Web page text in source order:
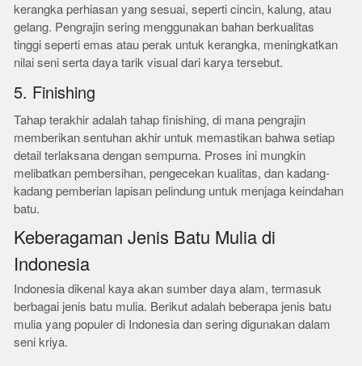
kerangka perhiasan yang sesuai, seperti cincin, kalung, atau
gelang. Pengrajin sering menggunakan bahan berkualitas
tinggi seperti emas atau perak untuk kerangka, meningkatkan
nilai seni serta daya tarik visual dari karya tersebut.
5. Finishing
Tahap terakhir adalah tahap finishing, di mana pengrajin
memberikan sentuhan akhir untuk memastikan bahwa setiap
detail terlaksana dengan sempurna. Proses ini mungkin
melibatkan pembersihan, pengecekan kualitas, dan kadang-
kadang pemberian lapisan pelindung untuk menjaga keindahan
batu.
Keberagaman Jenis Batu Mulia di
Indonesia
Indonesia dikenal kaya akan sumber daya alam, termasuk
berbagai jenis batu mulia. Berikut adalah beberapa jenis batu
mulia yang populer di Indonesia dan sering digunakan dalam
seni kriya.